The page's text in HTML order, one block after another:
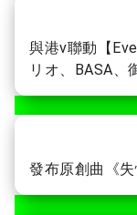
與港v聯動【
リオ、BASA、
發布原創曲《